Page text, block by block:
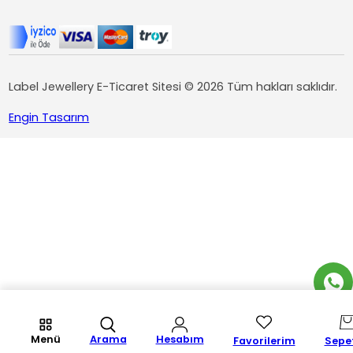
Label Jewellery E-Ticaret Sitesi © 2026 Tüm hakları saklıdır.
Engin Tasarım
Menü Arama Hesabım Favorilerim